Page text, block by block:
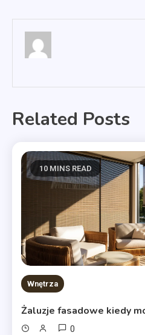
Related Posts
10 MINS READ
Wnętrza
Żaluzje fasadowe kiedy
0